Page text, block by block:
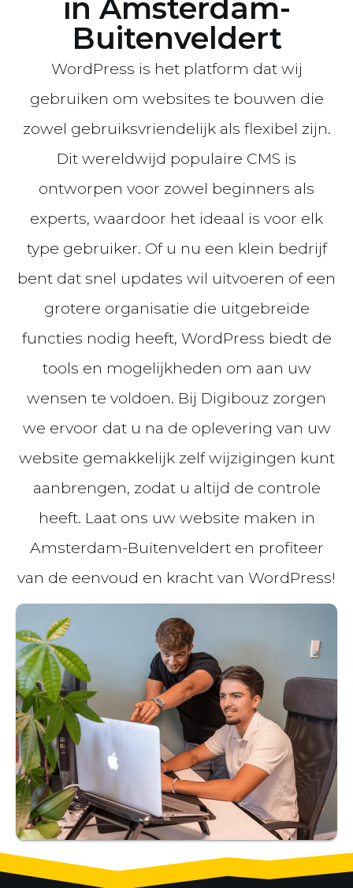
in Amsterdam-
Buitenveldert
WordPress is het platform dat wij
gebruiken om websites te bouwen die
zowel gebruiksvriendelijk als flexibel zijn.
Dit wereldwijd populaire CMS is
ontworpen voor zowel beginners als
experts, waardoor het ideaal is voor elk
type gebruiker. Of u nu een klein bedrijf
bent dat snel updates wil uitvoeren of een
grotere organisatie die uitgebreide
functies nodig heeft, WordPress biedt de
tools en mogelijkheden om aan uw
wensen te voldoen. Bij Digibouz zorgen
we ervoor dat u na de oplevering van uw
website gemakkelijk zelf wijzigingen kunt
aanbrengen, zodat u altijd de controle
heeft. Laat ons uw website maken in
Amsterdam-Buitenveldert en profiteer
van de eenvoud en kracht van WordPress!